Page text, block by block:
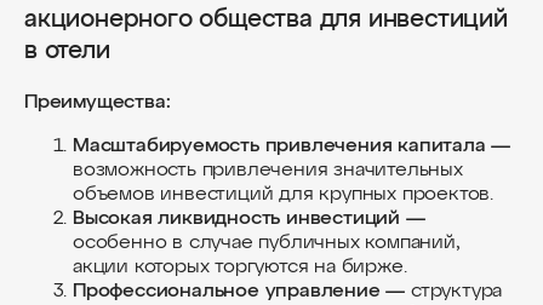
акционерного общества для инвестиций
в отели
Преимущества:
Масштабируемость привлечения капитала —
возможность привлечения значительных
объемов инвестиций для крупных проектов.
Высокая ликвидность инвестиций —
особенно в случае публичных компаний,
акции которых торгуются на бирже.
Профессиональное управление — структура